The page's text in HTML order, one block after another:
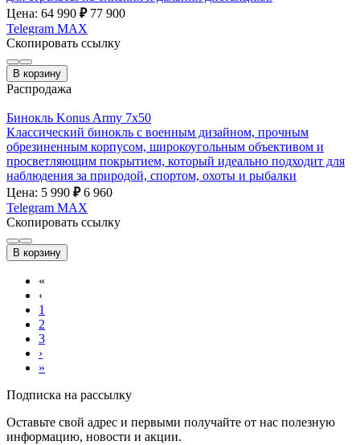
Цена: 64 990 ₽ 77 900
Telegram MAX
Скопировать ссылку
В корзину
Распродажа
Бинокль Konus Army 7x50
Классический бинокль с военным дизайном, прочным
обрезиненным корпусом, широкоугольным объективом и
просветляющим покрытием, который идеально подходит для
наблюдения за природой, спортом, охоты и рыбалки
Цена: 5 990 ₽ 6 960
Telegram MAX
Скопировать ссылку
В корзину
«
‹
1
2
3
›
»
Подписка на рассылку
Оставьте свой адрес и первыми получайте от нас полезную
информацию, новости и акции.